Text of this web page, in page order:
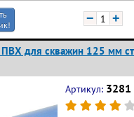
− +
ПВХ для скважин 125 мм
Артикул: 3281